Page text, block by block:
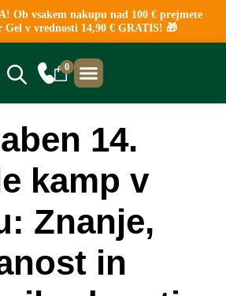
Ob vsakem nakupu nad 100 € prejmete
Gel v vrednosti 14,90 € GRATIS! 🎁
0
14.
kamp v
Znanje,
in